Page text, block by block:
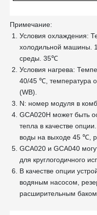
Примечание:
Условия охлаждения:
холодильной машины.
среды. 35℃
Условия нагрева:
40/45 ℃, температура
(WB).
N: номер модуля в
GCA020H может быть
тепла в качестве
воды на выходе 45 ℃,
GCA020 и GCA040
для круглогодичного
В качестве опции
водяным насосом,
расширительным